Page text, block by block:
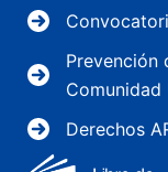
Prevención
Comunidad
Derechos